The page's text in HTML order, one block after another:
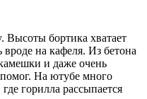
Высоты бортика хватает
на кафеля. Из бетона
и даже очень
На ютубе много
горилла рассыпается